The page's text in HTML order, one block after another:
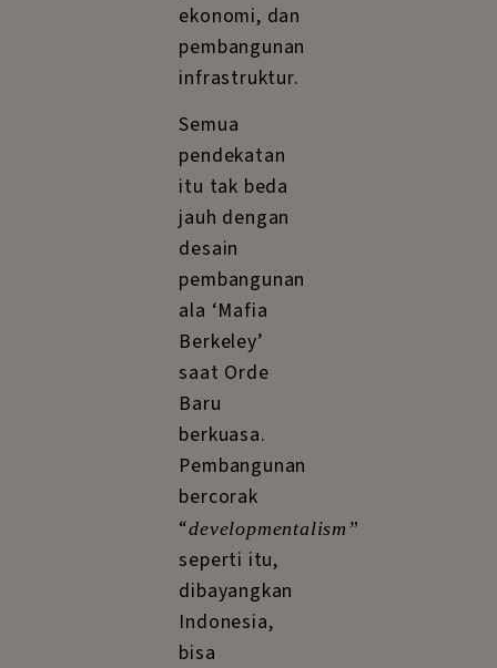
ekonomi, dan
pembangunan
infrastruktur.
Semua
pendekatan
itu tak beda
jauh dengan
desain
pembangunan
ala ‘Mafia
Berkeley’
saat Orde
Baru
berkuasa.
Pembangunan
bercorak
“developmentalism”
seperti itu,
dibayangkan
Indonesia,
bisa